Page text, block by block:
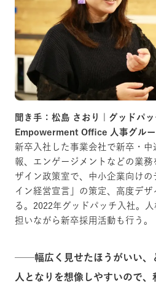
聞き手：松島 さおり | グッドパ
Empowerment Office 人事グル
新卒入社した事業会社で新卒・
報、エンゲージメントなどの業
ザイン政策室で、中小企業向け
イン経営宣言」の策定、高度デ
る。2022年グッドパッチ入社。
担いながら新卒採用活動も行う。
──幅広く見せたほうがいい、
人となりを想像しやすいので